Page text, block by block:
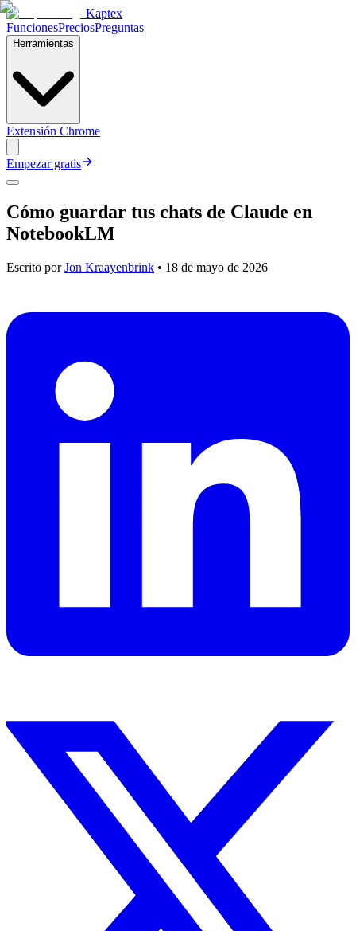
Kaptex
FuncionesPreciosPreguntas
Herramientas
Extensión Chrome
Empezar gratis
Cómo guardar tus chats de Claude en
NotebookLM
Escrito por Jon Kraayenbrink • 18 de mayo de 2026